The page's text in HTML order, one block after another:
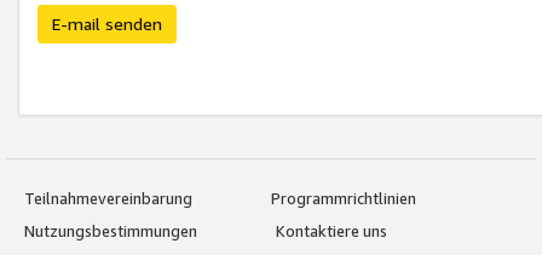
E-mail senden
Teilnahmevereinbarung
Programmrichtlinien
Nutzungsbestimmungen
Kontaktiere uns